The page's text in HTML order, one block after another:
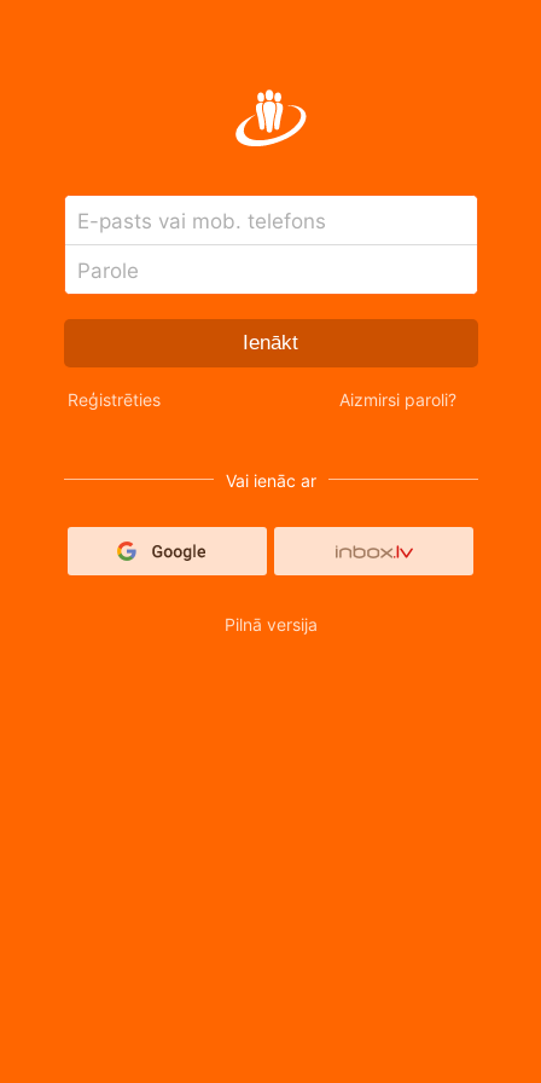
E-pasts vai mob. telefons
Parole
Ienākt
Reģistrēties Aizmirsi paroli?
Vai ienāc ar
Pilnā versija